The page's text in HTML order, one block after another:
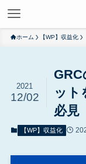
ホーム 【WP】収益化
ット
必見
2021
12/02
【WP】収益化